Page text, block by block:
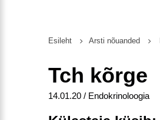
Esileht Arsti nõuanded
Tch kõrge
14.01.20 / Endokrinoloogia